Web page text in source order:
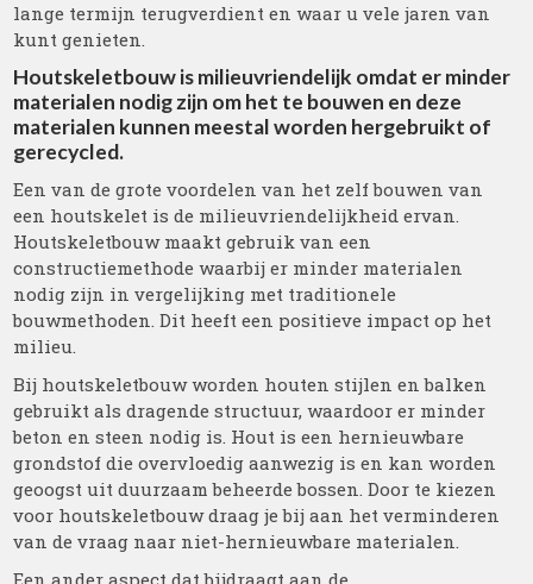
lange termijn terugverdient en waar u vele jaren van
kunt genieten.
Houtskeletbouw is milieuvriendelijk omdat er minder
materialen nodig zijn om het te bouwen en deze
materialen kunnen meestal worden hergebruikt of
gerecycled.
Een van de grote voordelen van het zelf bouwen van
een houtskelet is de milieuvriendelijkheid ervan.
Houtskeletbouw maakt gebruik van een
constructiemethode waarbij er minder materialen
nodig zijn in vergelijking met traditionele
bouwmethoden. Dit heeft een positieve impact op het
milieu.
Bij houtskeletbouw worden houten stijlen en balken
gebruikt als dragende structuur, waardoor er minder
beton en steen nodig is. Hout is een hernieuwbare
grondstof die overvloedig aanwezig is en kan worden
geoogst uit duurzaam beheerde bossen. Door te kiezen
voor houtskeletbouw draag je bij aan het verminderen
van de vraag naar niet-hernieuwbare materialen.
Een ander aspect dat bijdraagt aan de